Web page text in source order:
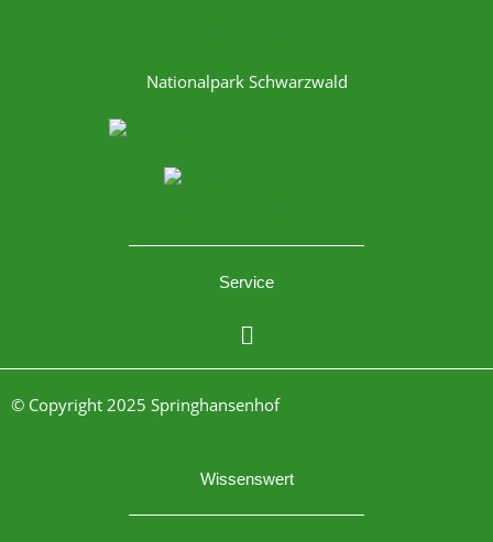
Nationalpark Schwarzwald
Service
Menü
© Copyright 2025 Springhansenhof
Wissenswert